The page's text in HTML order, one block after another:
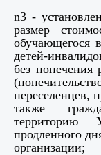
n3 -
размер
обучающегося
детей-
без попечения
переселенцев,
также
территорию
продленного
организации;